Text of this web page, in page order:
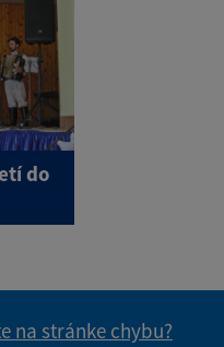
do
na stránke chybu?